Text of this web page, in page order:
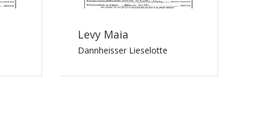
Levy Maia
Dannheisser Lieselotte